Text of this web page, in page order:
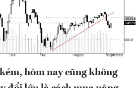
hôm nay cũng không